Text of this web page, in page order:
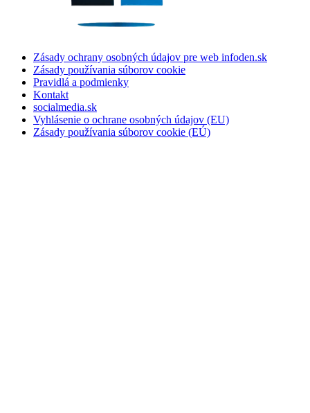
Zásady ochrany osobných údajov pre web infoden.sk
Zásady používania súborov cookie
Pravidlá a podmienky
Kontakt
socialmedia.sk
Vyhlásenie o ochrane osobných údajov (EU)
Zásady používania súborov cookie (EÚ)